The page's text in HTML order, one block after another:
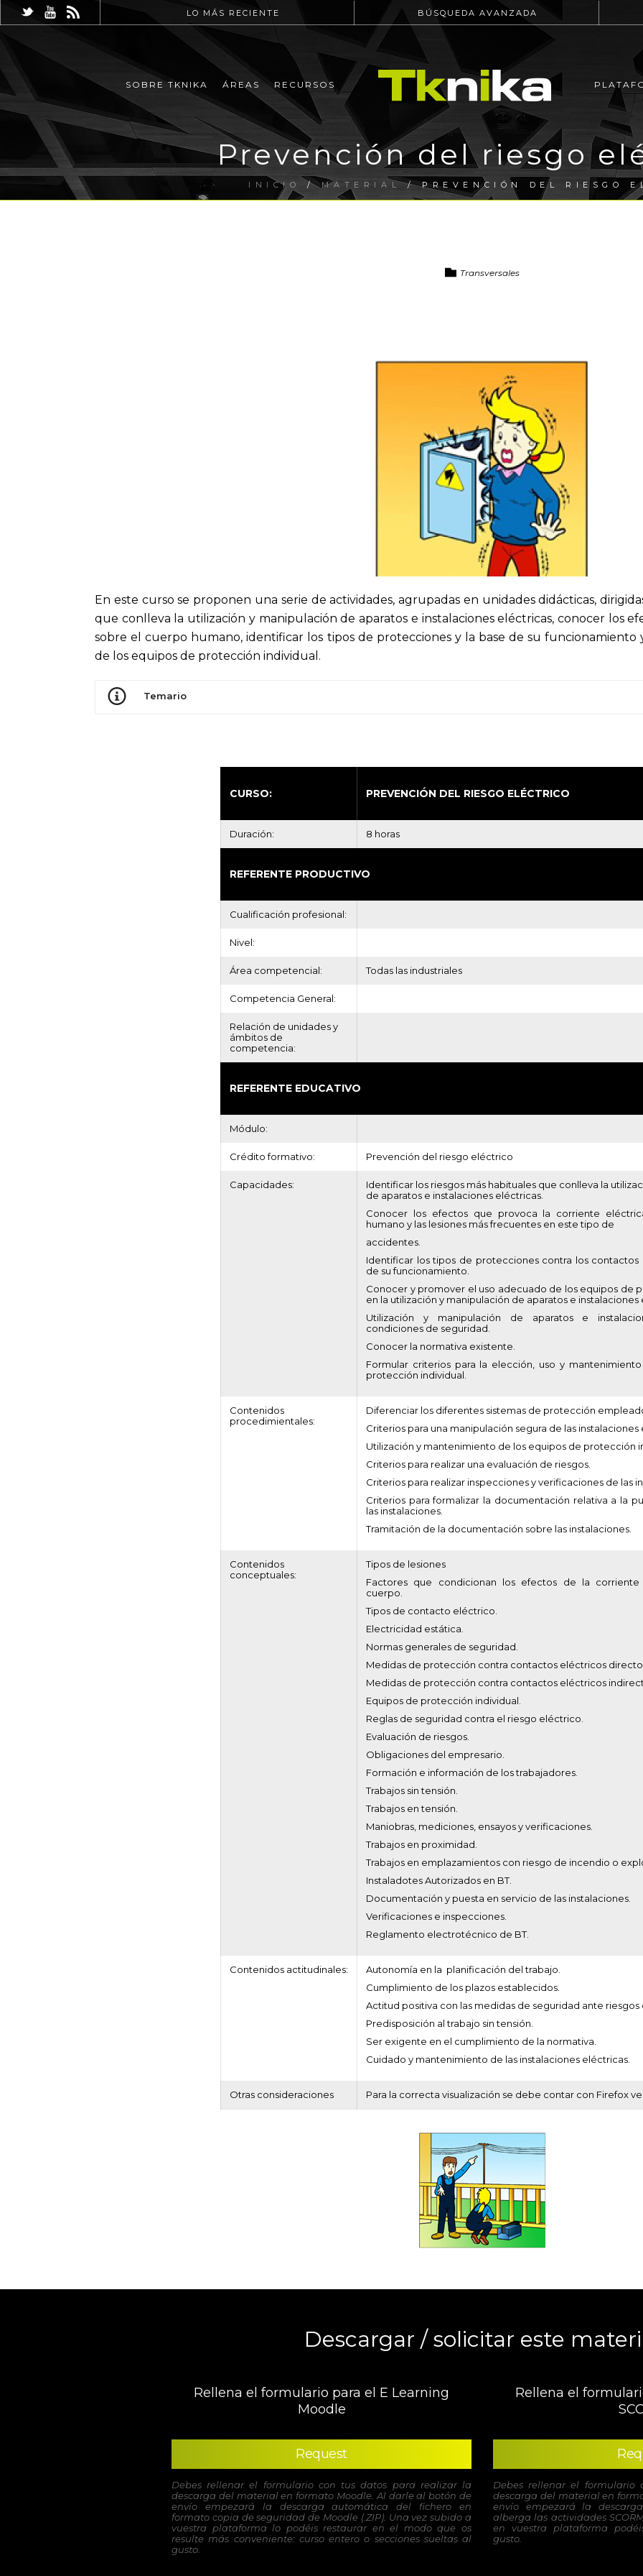
LO MÁS RECIENTE BÚSQUEDA AVANZADA
SOBRE TKNIKA ÁREAS RECURSOS
Prevención del riesgo
INICIO / MATERIAL/ PREVENCIÓN DEL RIESGO
Transversales
En este curso se proponen una serie de actividades, agrupadas en unidades didácticas,
que conlleva la utilización y manipulación de aparatos e instalaciones eléctricas, conocer los
sobre el cuerpo humano, identificar los tipos de protecciones y la base de su
de los equipos de protección individual.
Temario
CURSO: PREVENCIÓN DEL RIESGO ELÉCTRICO
Duración: 8 horas
REFERENTE PRODUCTIVO
Cualificación profesional:
Nivel:
Área competencial: Todas las industriales
Competencia General:
Relación de unidades y
ámbitos de
competencia:
REFERENTE EDUCATIVO
Módulo:
Crédito formativo: Prevención del riesgo eléctrico
Capacidades:
Identificar los riesgos más habituales que conlleva la
de aparatos e instalaciones eléctricas.
Conocer los efectos que provoca la corriente
humano y las lesiones más frecuentes en este tipo de
accidentes.
Identificar los tipos de protecciones contra los contactos
de su funcionamiento.
Conocer y promover el uso adecuado de los equipos de
en la utilización y manipulación de aparatos e instalaciones
Utilización y manipulación de aparatos e
condiciones de seguridad.
Conocer la normativa existente.
Formular criterios para la elección, uso y
protección individual.
Contenidos
procedimientales:
Diferenciar los diferentes sistemas de protección
Criterios para una manipulación segura de las instalaciones
Utilización y mantenimiento de los equipos de protección
Criterios para realizar una evaluación de riesgos.
Criterios para realizar inspecciones y verificaciones de las
Criterios para formalizar la documentación relativa a la
las instalaciones.
Tramitación de la documentación sobre las instalaciones.
Contenidos
conceptuales:
Tipos de lesiones
Factores que condicionan los efectos de la
cuerpo.
Tipos de contacto eléctrico.
Electricidad estática.
Normas generales de seguridad.
Medidas de protección contra contactos eléctricos
Medidas de protección contra contactos eléctricos
Equipos de protección individual.
Reglas de seguridad contra el riesgo eléctrico.
Evaluación de riesgos.
Obligaciones del empresario.
Formación e información de los trabajadores.
Trabajos sin tensión.
Trabajos en tensión.
Maniobras, mediciones, ensayos y verificaciones.
Trabajos en proximidad.
Trabajos en emplazamientos con riesgo de incendio o
Instaladotes Autorizados en BT.
Documentación y puesta en servicio de las instalaciones.
Verificaciones e inspecciones.
Reglamento electrotécnico de BT.
Contenidos actitudinales:
Autonomía en la planificación del trabajo.
Cumplimiento de los plazos establecidos.
Actitud positiva con las medidas de seguridad ante riesgos
Predisposición al trabajo sin tensión.
Ser exigente en el cumplimiento de la normativa.
Cuidado y mantenimiento de las instalaciones eléctricas.
Otras consideraciones Para la correcta visualización se debe contar con Firefox
Descargar / solicitar este
Rellena el formulario para el E Learning
Moodle
Request
Debes rellenar el formulario con tus datos para realizar la
descarga del material en formato Moodle. Al darle al botón de
envío empezará la descarga automática del fichero en
formato copia de seguridad de Moodle (.ZIP). Una vez subido a
vuestra plataforma lo podéis restaurar en el modo que os
resulte más conveniente: curso entero o secciones sueltas al
gusto.
Rellena el
Debes rellenar el
descarga del material en
envío empezará la
alberga las actividades
en vuestra plataforma
gusto.